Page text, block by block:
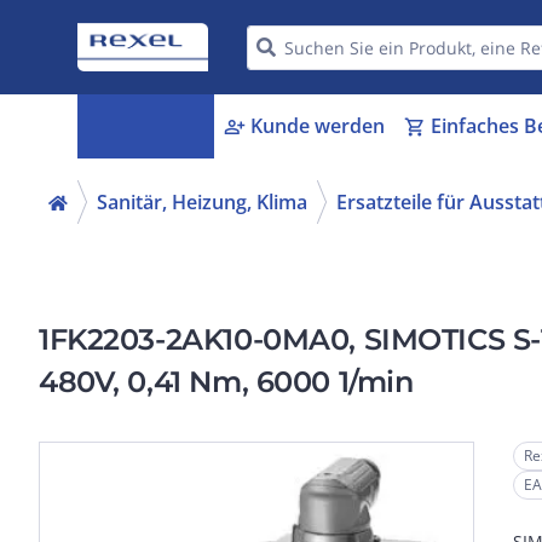
person_add Kunde werden shopping_cart Einfaches
Sanitär, Heizung, Klima Ersatzteile für
1FK2203-2AK10-0MA0, SIMOTICS
480V, 0,41 Nm, 6000 1/min